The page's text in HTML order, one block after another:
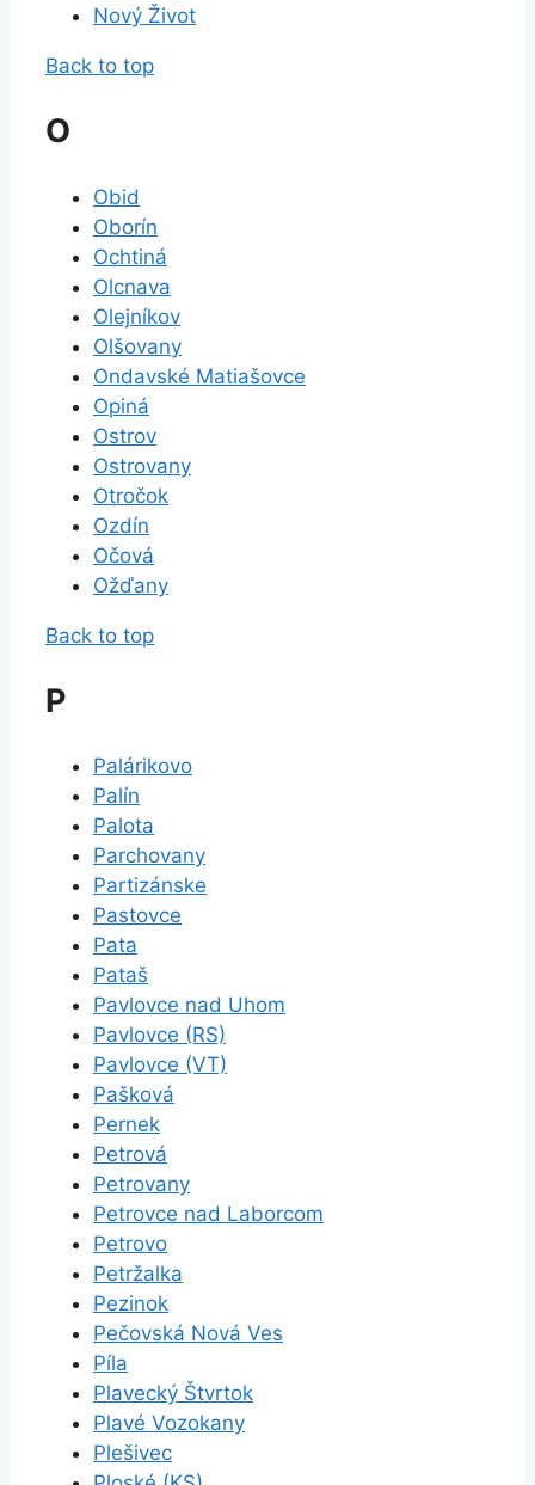
Nový Život
Back to top
O
Obid
Oborín
Ochtiná
Olcnava
Olejníkov
Olšovany
Ondavské Matiašovce
Opiná
Ostrov
Ostrovany
Otročok
Ozdín
Očová
Ožďany
Back to top
P
Palárikovo
Palín
Palota
Parchovany
Partizánske
Pastovce
Pata
Pataš
Pavlovce nad Uhom
Pavlovce (RS)
Pavlovce (VT)
Pašková
Pernek
Petrová
Petrovany
Petrovce nad Laborcom
Petrovo
Petržalka
Pezinok
Pečovská Nová Ves
Píla
Plavecký Štvrtok
Plavé Vozokany
Plešivec